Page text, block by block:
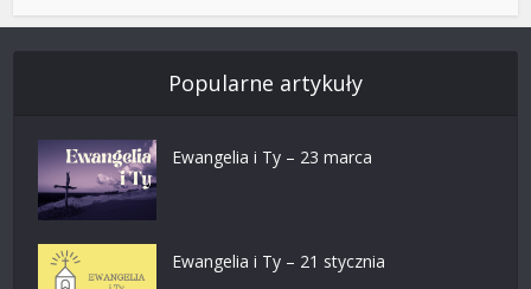
Popularne artykuły
Ewangelia i Ty – 23 marca
Ewangelia i Ty – 21 stycznia